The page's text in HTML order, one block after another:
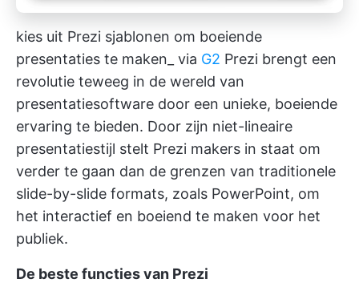
kies uit Prezi sjablonen om boeiende
presentaties te maken_ via G2 Prezi brengt een
revolutie teweeg in de wereld van
presentatiesoftware door een unieke, boeiende
ervaring te bieden. Door zijn niet-lineaire
presentatiestijl stelt Prezi makers in staat om
verder te gaan dan de grenzen van traditionele
slide-by-slide formats, zoals PowerPoint, om
het interactief en boeiend te maken voor het
publiek.
De beste functies van Prezi